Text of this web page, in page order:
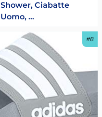
Shower, Ciabatte
Uomo, …
#8